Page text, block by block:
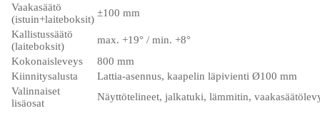
Vaakasäätö
(istuin+laiteboksit)
±100 mm
Kallistussäätö
(laiteboksit)
max. +19° / min. +8°
Kokonaisleveys
800 mm
Kiinnitysalusta
Lattia-asennus, kaapelin läpivienti Ø100 mm
Valinnaiset
lisäosat
Näyttötelineet, jalkatuki, lämmitin,